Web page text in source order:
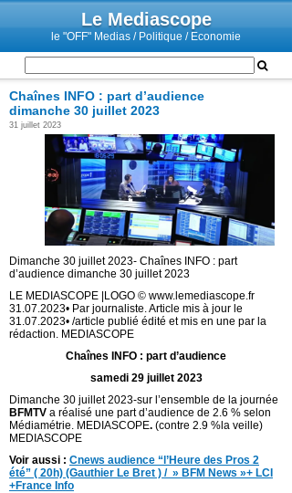
Le Mediascope
le "OFF" Medias / Politique / Economie
Chaînes INFO : part d’audience
dimanche 30 juillet 2023
31 juillet 2023
Dimanche 30 juillet 2023- Chaînes INFO : part
d’audience dimanche 30 juillet 2023
LE MEDIASCOPE |LOGO © www.lemediascope.fr
31.07.2023• Par journaliste. Article mis à jour le
31.07.2023• /article publié édité et mis en une par la
rédaction. MEDIASCOPE
Chaînes INFO : part d’audience
samedi 29 juillet 2023
Dimanche 30 juillet 2023-sur l’ensemble de la journée
BFMTV a réalisé une part d’audience de 2.6 % selon
Médiamétrie. MEDIASCOPE. (contre 2.9 %la veille)
MEDIASCOPE
Voir aussi : Cnews audience “l’Heure des Pros 2
été” ( 20h) (Gauthier Le Bret ) / » BFM News »+ LCI
+France Info